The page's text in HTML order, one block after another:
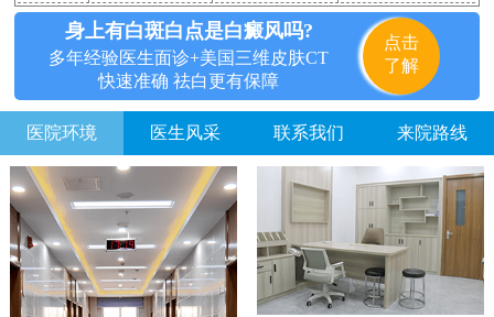
身上有白斑白点是白癜风吗?
多年经验医生面诊+美国三维皮肤CT
快速准确 祛白更有保障
点击
了解
医院环境 医生风采 联系我们 来院路线